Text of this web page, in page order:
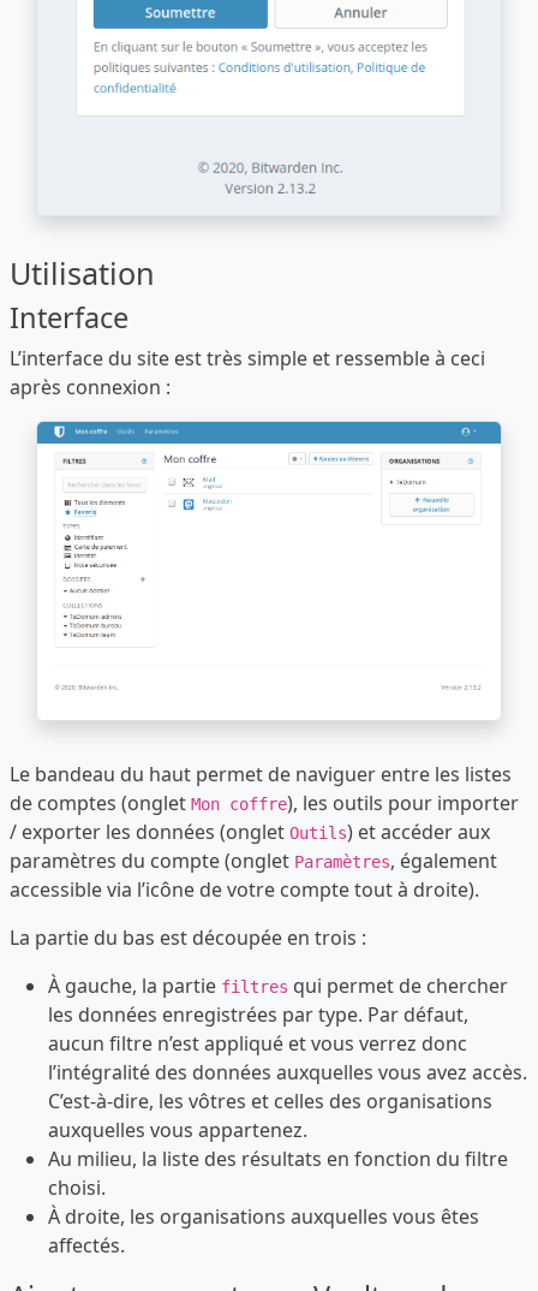
Utilisation
Interface
L’interface du site est très simple et ressemble à ceci
après connexion :
Le bandeau du haut permet de naviguer entre les listes
de comptes (onglet Mon coffre), les outils pour importer
/ exporter les données (onglet Outils) et accéder aux
paramètres du compte (onglet Paramètres, également
accessible via l’icône de votre compte tout à droite).
La partie du bas est découpée en trois :
À gauche, la partie filtres qui permet de chercher
les données enregistrées par type. Par défaut,
aucun filtre n’est appliqué et vous verrez donc
l’intégralité des données auxquelles vous avez accès.
C’est-à-dire, les vôtres et celles des organisations
auxquelles vous appartenez.
Au milieu, la liste des résultats en fonction du filtre
choisi.
À droite, les organisations auxquelles vous êtes
affectés.